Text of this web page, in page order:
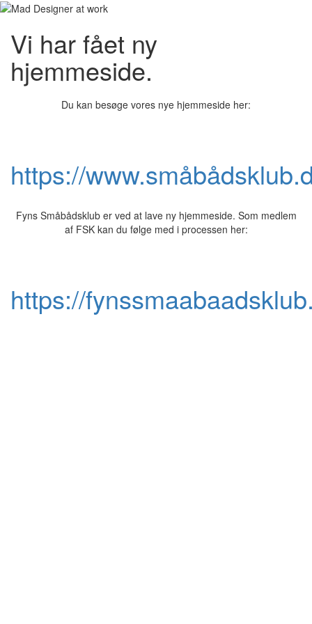
Vi har fået ny
hjemmeside.
Du kan besøge vores nye hjemmeside her:
https://
Fyns Småbådsklub er ved at lave ny hjemmeside. Som medlem
af FSK kan du følge med i processen her:
https://